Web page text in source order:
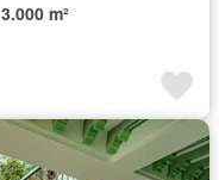
3.000 m²